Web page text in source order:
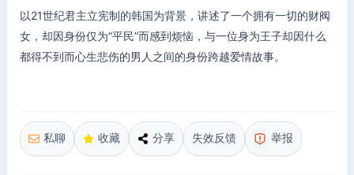
以21世纪君主立宪制的韩国为背景，讲述了一个拥有一切的财阀
女，却因身份仅为“平民”而感到烦恼，与一位身为王子却因什么
都得不到而心生悲伤的男人之间的身份跨越爱情故事。
私聊 收藏 分享 失效反馈 举报